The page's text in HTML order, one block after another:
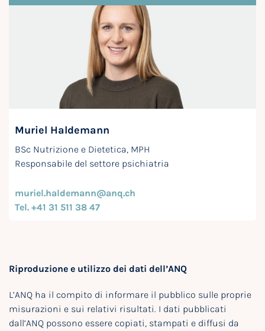
Muriel Haldemann
BSc Nutrizione e Dietetica, MPH
Responsabile del settore psichiatria
muriel.haldemann@anq.ch
Tel. +41 31 511 38 47
Riproduzione e utilizzo dei dati dell’ANQ
L’ANQ ha il compito di informare il pubblico sulle proprie
misurazioni e sui relativi risultati. I dati pubblicati
dall’ANQ possono essere copiati, stampati e diffusi da